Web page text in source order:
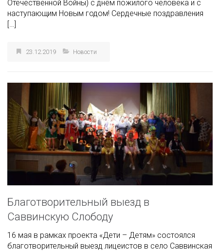
Отечественной Войны) с днём пожилого человека и с
наступающим Новым годом! Сердечные поздравления
[…]
23.12.2019 Новости
Благотворительный выезд в
Саввинскую Слободу
16 мая в рамках проекта «Дети – Детям» состоялся
благотворительный выезд лицеистов в село Саввинская